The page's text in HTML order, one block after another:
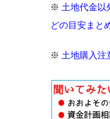
※ 土地代金以
どの目安まと
※ 土地購入注